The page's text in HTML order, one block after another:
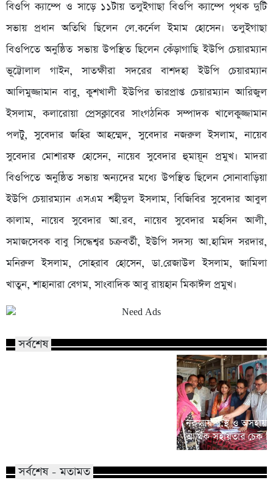
বিওপি ক্যাম্পে ও সাড়ে ১১টায় তলুইগাছা বিওপি ক্যাম্পে পৃথক দুটি
সভায় প্রধান অতিথি ছিলেন লে.কর্নেল ইমাম হোসেন। তলুইগাছা
বিওপিতে অনুষ্ঠিত সভায় উপস্থিত ছিলেন কেঁড়াগাছি ইউপি চেয়ারম্যান
ভূট্টোলাল গাইন, সাতক্ষীরা সদরের বাশদহা ইউপি চেয়ারম্যান
আলিমুজ্জামান বাবু, কুশখালী ইউপির ভারপ্রাপ্ত চেয়ারম্যান আরিজুল
ইসলাম, কলারোয়া প্রেসক্লাবের সাংগঠনিক সম্পাদক খালেকুজ্জামান
পলটু, সুবেদার জহির আহম্মেদ, সুবেদার নজরুল ইসলাম, নায়েব
সুবেদার মোশারফ হোসেন, নায়েব সুবেদার হুমায়ূন প্রমুখ। মাদরা
বিওপিতে অনুষ্ঠিত সভায় অন্যদের মধ্যে উপস্থিত ছিলেন সোনাবাড়িয়া
ইউপি চেয়ারম্যান এসএম শহীদুল ইসলাম, বিজিবির সুবেদার আবুল
কালাম, নায়েব সুবেদার আ.রব, নায়েব সুবেদার মহসিন আলী,
সমাজসেবক বাবু সিদ্ধেশ্বর চক্রবর্তী, ইউপি সদস্য আ.হামিদ সরদার,
মনিরুল ইসলাম, সোহরাব হোসেন, ডা.রেজাউল ইসলাম, জামিলা
খাতুন, শাহানারা বেগম, সাংবাদিক আবু রায়হান মিকাঈল প্রমুখ।
সর্বশেষ
নকলায় দু:স্থ ও অসহায়
আর্থিক সহায়তার চেক
সর্বশেষ - মতামত